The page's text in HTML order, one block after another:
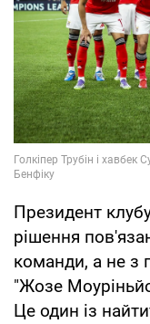
Президент
рішення
команди, а не з
"Жозе
Це один із